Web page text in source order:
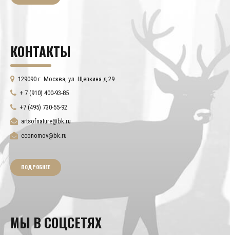
КОНТАКТЫ
129090 г. Москва, ул. Щепкина д.29
+ 7 (910) 400-93-85
+7 (495) 730-55-92
artsofnature@bk.ru
economov@bk.ru
ПОДРОБНЕЕ
МЫ В СОЦСЕТЯХ